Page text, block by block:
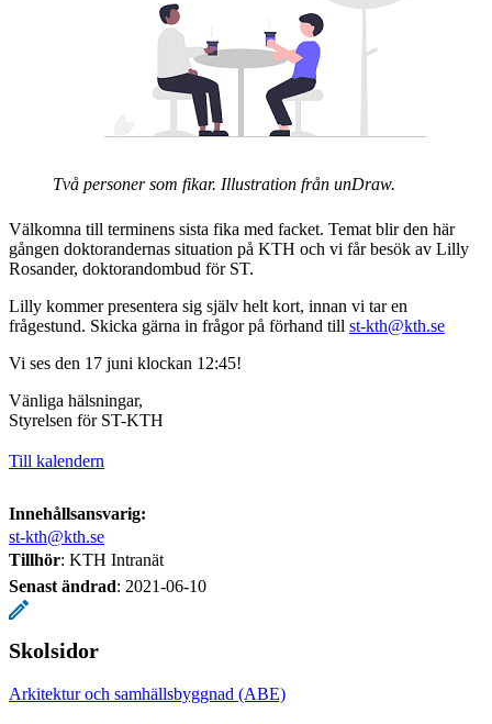
Två personer som fikar. Illustration från unDraw.
Välkomna till terminens sista fika med facket. Temat blir den här
gången doktorandernas situation på KTH och vi får besök av Lilly
Rosander, doktorandombud för ST.
Lilly kommer presentera sig själv helt kort, innan vi tar en
frågestund. Skicka gärna in frågor på förhand till st-kth@kth.se
Vi ses den 17 juni klockan 12:45!
Vänliga hälsningar,
Styrelsen för ST-KTH
Till kalendern
Innehållsansvarig:
st-kth@kth.se
Tillhör: KTH Intranät
Senast ändrad: 2021-06-10
Skolsidor
Arkitektur och samhällsbyggnad (ABE)